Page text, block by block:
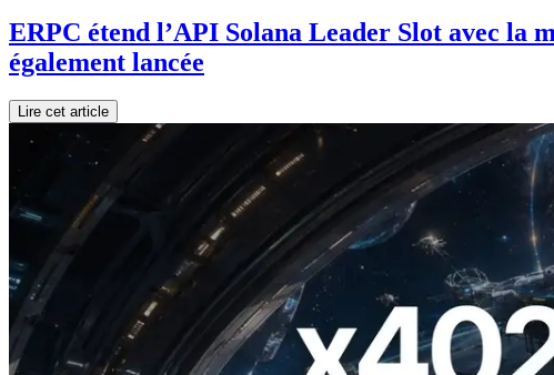
ERPC étend l’API Solana Leader Slot avec la
également lancée
Lire cet article